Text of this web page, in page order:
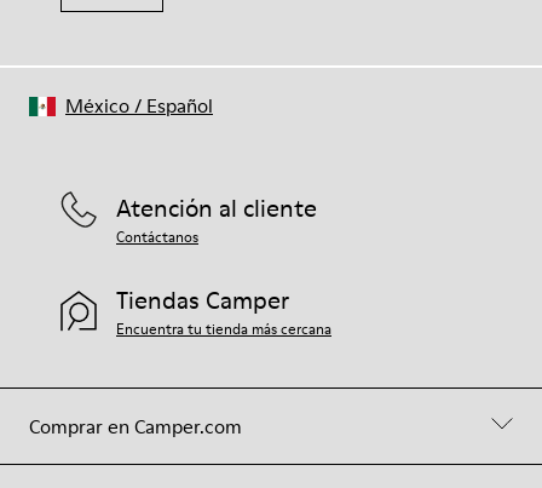
Comprar en Camper.com
Atención al cliente
Contáctanos
Tiendas Camper
Encuentra tu tienda más cercana
México/ Español